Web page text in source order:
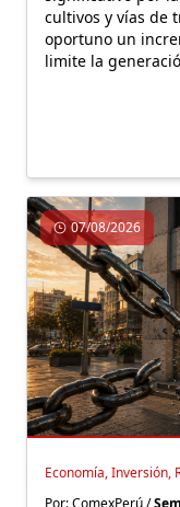
cultivos y vías de
oportuno un
limite la
en simultáneo,
07/08/2026
Economía, Inversión,